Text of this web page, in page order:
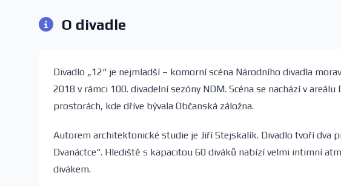
O divadle
Divadlo „12“ je nejmladší – komorní scéna Národního divadla
2018 v rámci 100. divadelní sezóny NDM. Scéna se nachází v
prostorách, kde dříve bývala Občanská záložna.
Autorem architektonické studie je Jiří Stejskalík. Divadlo tvoří dva
Dvanáctce“. Hlediště s kapacitou 60 diváků nabízí velmi intimní
divákem.